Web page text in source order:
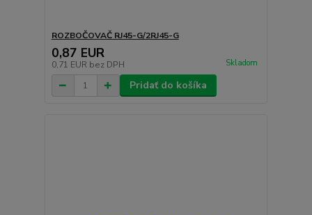
ROZBOČOVAČ RJ45-G/2RJ45-G
0,87 EUR
0,71 EUR bez DPH Skladom
Pridať do košíka